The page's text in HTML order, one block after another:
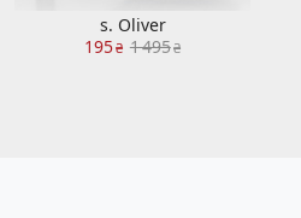
s. Oliver
195₴ 1 495₴